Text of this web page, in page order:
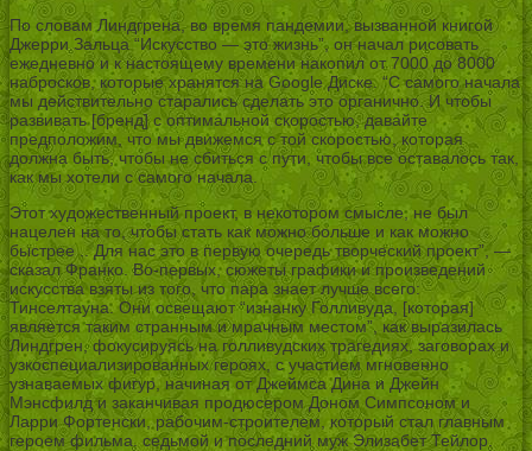
По словам Линдгрена, во время пандемии, вызванной книгой
Джерри Зальца “Искусство — это жизнь”, он начал рисовать
ежедневно и к настоящему времени накопил от 7000 до 8000
набросков, которые хранятся на Google Диске. “С самого начала
мы действительно старались сделать это органично. И чтобы
развивать [бренд] с оптимальной скоростью, давайте
предположим, что мы движемся с той скоростью, которая
должна быть, чтобы не сбиться с пути, чтобы все оставалось так,
как мы хотели с самого начала.
Этот художественный проект, в некотором смысле, не был
нацелен на то, чтобы стать как можно больше и как можно
быстрее .. Для нас это в первую очередь творческий проект”, —
сказал Франко. Во-первых, сюжеты графики и произведений
искусства взяты из того, что пара знает лучше всего:
Тинселтауна. Они освещают “изнанку Голливуда, [которая]
является таким странным и мрачным местом”, как выразилась
Линдгрен, фокусируясь на голливудских трагедиях, заговорах и
узкоспециализированных героях, с участием мгновенно
узнаваемых фигур, начиная от Джеймса Дина и Джейн
Мэнсфилд и заканчивая продюсером Доном Симпсоном и
Ларри Фортенски, рабочим-строителем, который стал главным
героем фильма. седьмой и последний муж Элизабет Тейлор.